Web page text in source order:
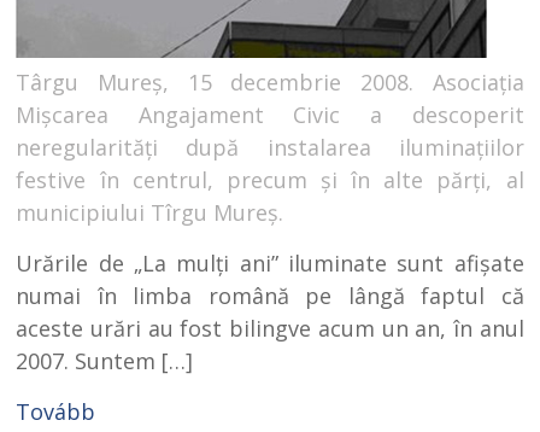
Târgu Mureș, 15 decembrie 2008. Asociaţia
Mişcarea Angajament Civic a descoperit
neregularităţi după instalarea iluminaţiilor
festive în centrul, precum şi în alte părţi, al
municipiului Tîrgu Mureş.
Urările de „La mulţi ani” iluminate sunt afişate
numai în limba română pe lângă faptul că
aceste urări au fost bilingve acum un an, în anul
2007. Suntem […]
Tovább